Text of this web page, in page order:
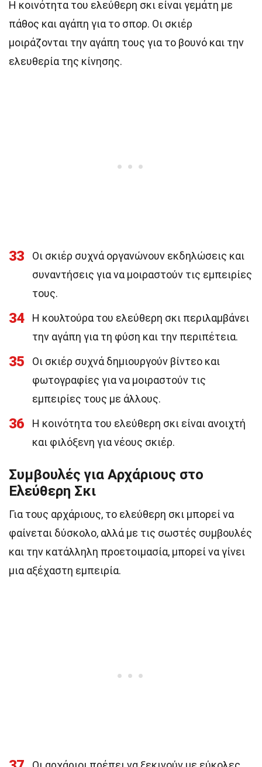
Η κοινότητα του ελεύθερη σκι είναι γεμάτη με
πάθος και αγάπη για το σπορ. Οι σκιέρ
μοιράζονται την αγάπη τους για το βουνό και την
ελευθερία της κίνησης.
33
Οι σκιέρ συχνά οργανώνουν εκδηλώσεις και
συναντήσεις για να μοιραστούν τις εμπειρίες
τους.
34
Η κουλτούρα του ελεύθερη σκι περιλαμβάνει
την αγάπη για τη φύση και την περιπέτεια.
35
Οι σκιέρ συχνά δημιουργούν βίντεο και
φωτογραφίες για να μοιραστούν τις
εμπειρίες τους με άλλους.
36
Η κοινότητα του ελεύθερη σκι είναι ανοιχτή
και φιλόξενη για νέους σκιέρ.
Συμβουλές για Αρχάριους στο
Ελεύθερη Σκι
Για τους αρχάριους, το ελεύθερη σκι μπορεί να
φαίνεται δύσκολο, αλλά με τις σωστές συμβουλές
και την κατάλληλη προετοιμασία, μπορεί να γίνει
μια αξέχαστη εμπειρία.